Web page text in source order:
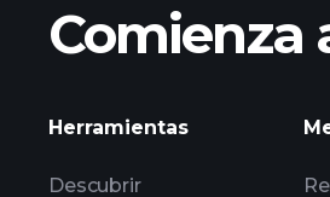
Comienza
Herramientas
Descubrir